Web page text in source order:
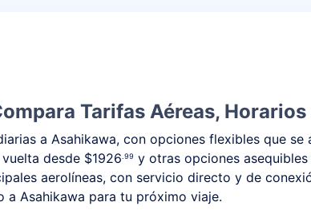
Tarifas Aéreas,
a Asahikawa, con opciones flexibles que
desde $1926.99 y otras opciones
aerolíneas, con servicio directo y de
Asahikawa para tu próximo viaje.